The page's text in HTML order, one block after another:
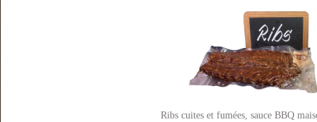
Ribs cuites et fumées, sauce BBQ